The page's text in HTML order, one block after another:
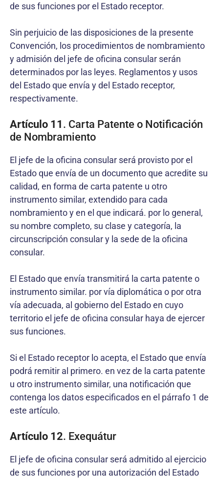
de sus funciones por el Estado receptor.
Sin perjuicio de las disposiciones de la presente
Convención, los procedimientos de nombramiento
y admisión del jefe de oficina consular serán
determinados por las leyes. Reglamentos y usos
del Estado que envía y del Estado receptor,
respectivamente.
Artículo 11 . Carta Patente o Notificación
de Nombramiento
El jefe de la oficina consular será provisto por el
Estado que envía de un documento que acredite su
calidad, en forma de carta patente u otro
instrumento similar, extendido para cada
nombramiento y en el que indicará. por lo general,
su nombre completo, su clase y categoría, la
circunscripción consular y la sede de la oficina
consular.
El Estado que envía transmitirá la carta patente o
instrumento similar. por vía diplomática o por otra
vía adecuada, al gobierno del Estado en cuyo
territorio el jefe de oficina consular haya de ejercer
sus funciones.
Si el Estado receptor lo acepta, el Estado que envía
podrá remitir al primero. en vez de la carta patente
u otro instrumento similar, una notificación que
contenga los datos especificados en el párrafo 1 de
este artículo.
Artículo 12. Exequátur
El jefe de oficina consular será admitido al ejercicio
de sus funciones por una autorización del Estado